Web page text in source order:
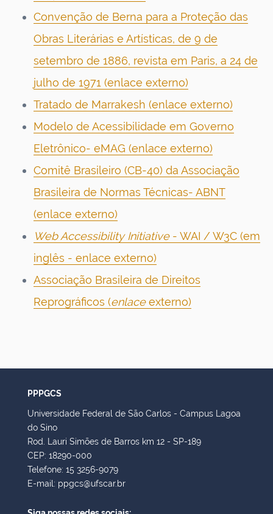
Convenção de Berna para a Proteção das
Obras Literárias e Artísticas, de 9 de
setembro de 1886, revista em Paris, a 24 de
julho de 1971 (enlace externo)
Tratado de Marrakesh (enlace externo)
Modelo de Acessibilidade em Governo
Eletrônico- eMAG (enlace externo)
Comitê Brasileiro (CB-40) da Associação
Brasileira de Normas Técnicas- ABNT
(enlace externo)
Web Accessibility Initiative- WAI / W3C (em
inglês - enlace externo)
Associação Brasileira de Direitos
Reprográficos (enlaceexterno)
PPPGCS
Universidade Federal de São Carlos - Campus Lagoa
do Sino
Rod. Lauri Simões de Barros km 12 - SP-189
CEP: 18290-000
Telefone: 15 3256-9079
E-mail: ppgcs@ufscar.br